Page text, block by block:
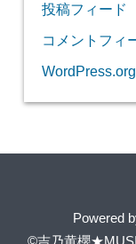
投稿フィード
コメントフィ
WordPress.org
Powered
©吉乃黄櫻